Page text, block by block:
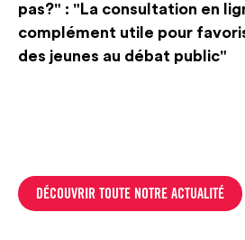
pas?" : "La consultation en
complément utile pour
des jeunes au débat public"
DÉCOUVRIR TOUTE NOTRE ACTUALITÉ